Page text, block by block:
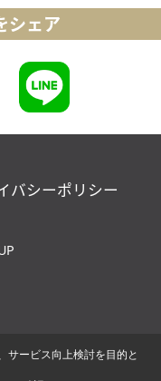
シェア
バシーポリシー
サービス向上検討を目的と